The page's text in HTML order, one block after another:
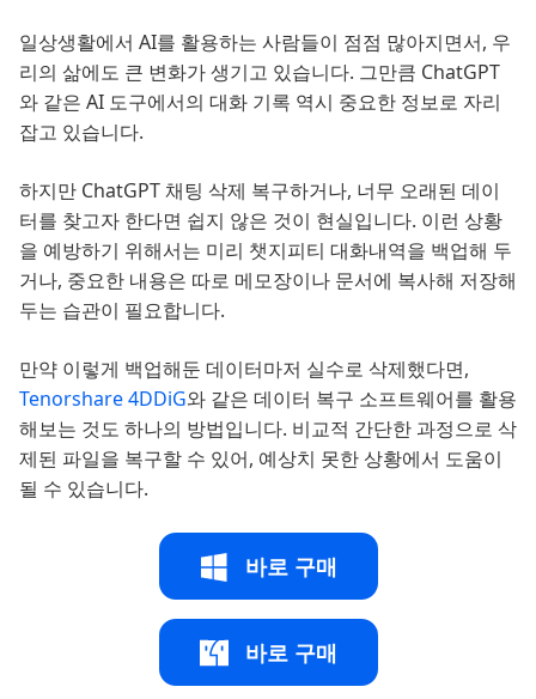
일상생활에서 AI를 활용하는 사람들이 점점 많아지면서, 우
리의 삶에도 큰 변화가 생기고 있습니다. 그만큼 ChatGPT
와 같은 AI 도구에서의 대화 기록 역시 중요한 정보로 자리
잡고 있습니다.
하지만 ChatGPT 채팅 삭제 복구하거나, 너무 오래된 데이
터를 찾고자 한다면 쉽지 않은 것이 현실입니다. 이런 상황
을 예방하기 위해서는 미리 챗지피티 대화내역을 백업해 두
거나, 중요한 내용은 따로 메모장이나 문서에 복사해 저장해
두는 습관이 필요합니다.
만약 이렇게 백업해둔 데이터마저 실수로 삭제했다면,
Tenorshare 4DDiG와 같은 데이터 복구 소프트웨어를 활용
해보는 것도 하나의 방법입니다. 비교적 간단한 과정으로 삭
제된 파일을 복구할 수 있어, 예상치 못한 상황에서 도움이
될 수 있습니다.
바로 구매
바로 구매